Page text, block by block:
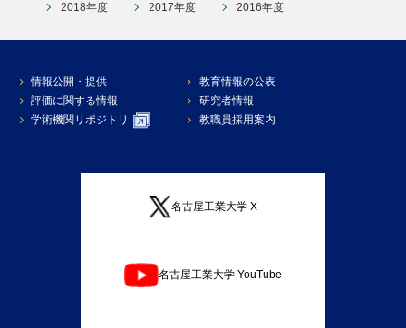
2018年度
2017年度 2016年度
情報公開・提供
教育情報の公表
評価に関する情報
研究者情報
学術機関リポジトリ
教職員採用案内
名古屋工業大学 X
名古屋工業大学 YouTube